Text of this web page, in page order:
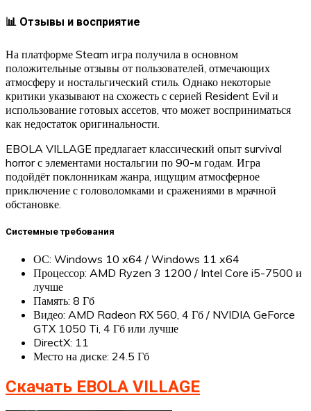
📊 Отзывы и восприятие
На платформе Steam игра получила в основном
положительные отзывы от пользователей, отмечающих
атмосферу и ностальгический стиль. Однако некоторые
критики указывают на схожесть с серией Resident Evil и
использование готовых ассетов, что может восприниматься
как недостаток оригинальности.
EBOLA VILLAGE предлагает классический опыт survival
horror с элементами ностальгии по 90-м годам. Игра
подойдёт поклонникам жанра, ищущим атмосферное
приключение с головоломками и сражениями в мрачной
обстановке.
Системные требования
ОС: Windows 10 x64 / Windows 11 x64
Процессор: AMD Ryzen 3 1200 / Intel Core i5-7500 и
лучше
Память: 8 Гб
Видео: AMD Radeon RX 560, 4 Гб / NVIDIA GeForce
GTX 1050 Ti, 4 Гб или лучше
DirectX: 11
Место на диске: 24.5 Гб
Скачать EBOLA VILLAGE